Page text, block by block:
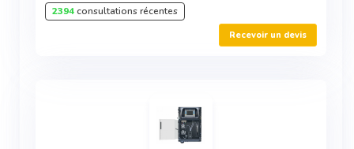
2394consultations récentes
Recevoir un devis